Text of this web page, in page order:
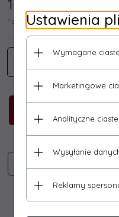
101,
* cena netto / brutto
Ustawienia
Wymagane
Marketingowe
Analityczne
Wysyłanie
Reklamy